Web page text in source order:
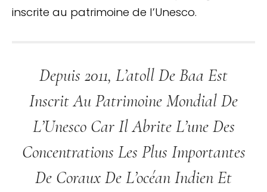
inscrite au patrimoine de l’Unesco.
Depuis 2011, L’atoll De Baa Est
Inscrit Au Patrimoine Mondial De
L’Unesco Car Il Abrite L’une Des
Concentrations Les Plus Importantes
De Coraux De L’océan Indien Et